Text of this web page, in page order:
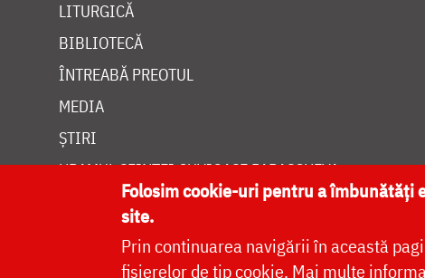
LITURGICĂ
BIBLIOTECĂ
ÎNTREABĂ PREOTUL
MEDIA
ȘTIRI
HRAMUL SFINTEI CUVIOASE PARASCHEVA
Folosim cookie-uri pentru a îmbunătăți
site.
Prin continuarea navigării în această
fișierelor de tip cookie. Mai multe